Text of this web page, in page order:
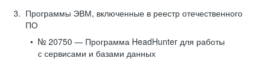
Программы ЭВМ, включенные в реестр отечественного
ПО
№ 20750 — Программа HeadHunter для работы
с сервисами и базами данных